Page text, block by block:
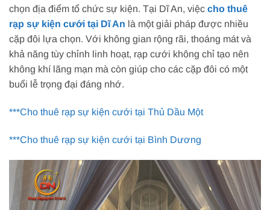
chọn địa điểm tổ chức sự kiện. Tại Dĩ An, việc cho thuê
rạp sự kiện cưới tại Dĩ An là một giải pháp được nhiều
cặp đôi lựa chọn. Với không gian rộng rãi, thoáng mát và
khả năng tùy chỉnh linh hoạt, rạp cưới không chỉ tạo nên
không khí lãng mạn mà còn giúp cho các cặp đôi có một
buổi lễ trọng đại đáng nhớ.
***Cho thuê rạp sự kiện cưới tại Thủ Dầu Một
***Cho thuê rạp sự kiện cưới tại Bình Dương